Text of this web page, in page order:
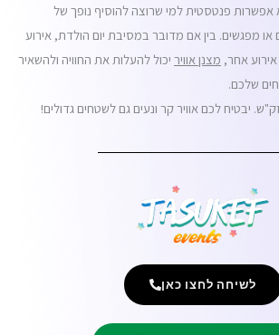
פנטסטית למי שרוצה להוסיף נופך של
או מפגשים. בין אם מדובר במסיבת יום הולדת, אירוע
אחר,מצנן אוויריכול להעלות את החוויה ולהשאיר
שלכם.
לשיחה לחצו כאן